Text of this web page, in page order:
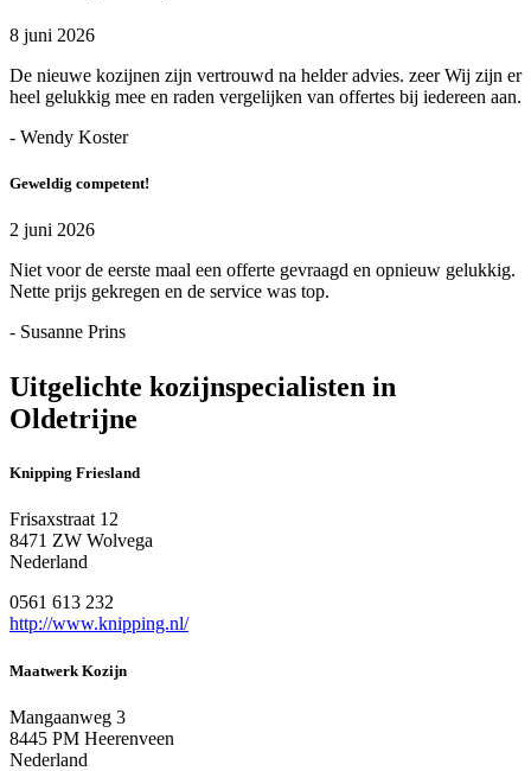
8 juni 2026
De nieuwe kozijnen zijn vertrouwd na helder advies. zeer Wij zijn er
heel gelukkig mee en raden vergelijken van offertes bij iedereen aan.
- Wendy Koster
Geweldig competent!
2 juni 2026
Niet voor de eerste maal een offerte gevraagd en opnieuw gelukkig.
Nette prijs gekregen en de service was top.
- Susanne Prins
Uitgelichte kozijnspecialisten in
Oldetrijne
Knipping Friesland
Frisaxstraat 12
8471 ZW Wolvega
Nederland
0561 613 232
http://www.knipping.nl/
Maatwerk Kozijn
Mangaanweg 3
8445 PM Heerenveen
Nederland